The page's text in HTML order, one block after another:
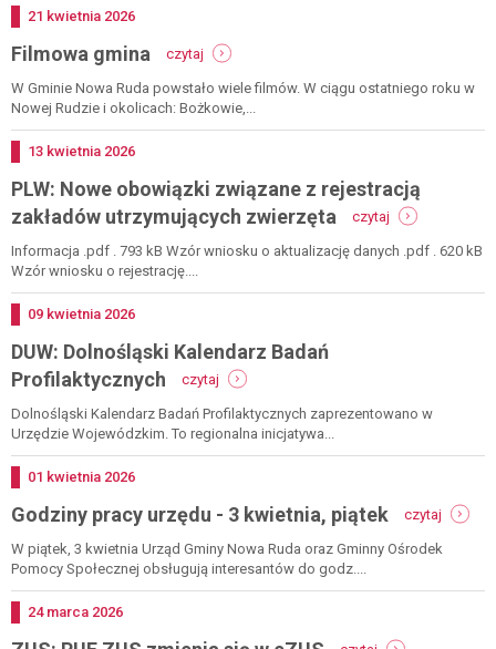
przedszkolem,
architekta
w
bożkowie
-
dz.
bożków
55
przetarg
10
lipca
2026
Dodano
21 kwietnia 2026
Filmowa gmina czytaj
filmowa
gmina
W Gminie Nowa Ruda powstało wiele filmów. W ciągu ostatniego roku w
Nowej Rudzie i okolicach: Bożkowie,...
Dodano
13 kwietnia 2026
PLW: Nowe obowiązki związane z rejestracją
zakładów utrzymujących zwierzęta
czytaj
plw:
nowe
Informacja .pdf . 793 kB Wzór wniosku o aktualizację danych .pdf . 620 kB
Wzór wniosku o rejestrację....
Dodano
09 kwietnia 2026
DUW: Dolnośląski Kalendarz Badań
Profilaktycznych
czytaj
duw:
dolnośląski
kalendarz
Dolnośląski Kalendarz Badań Profilaktycznych zaprezentowano w
Urzędzie Wojewódzkim. To regionalna inicjatywa...
Dodano
01 kwietnia 2026
Godziny pracy urzędu - 3 kwietnia, piątek czytaj
godziny
W piątek, 3 kwietnia Urząd Gminy Nowa Ruda oraz Gminny Ośrodek
Pomocy Społecznej obsługują interesantów do godz....
Dodano
24 marca 2026